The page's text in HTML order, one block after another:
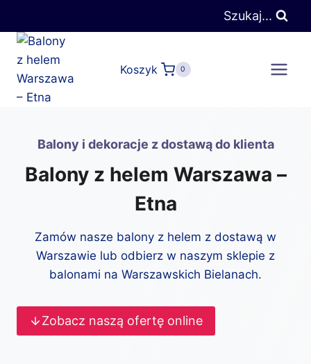
treści
Szukaj...
Koszyk 0
Balony i dekoracje z dostawą do klienta
Balony z helem Warszawa –
Etna
Zamów nasze balony z helem z dostawą w
Warszawie lub odbierz w naszym sklepie z
balonami na Warszawskich Bielanach.
Zobacz naszą ofertę online